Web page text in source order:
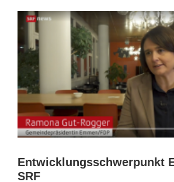
Entwicklungsschwerpunkt
SRF